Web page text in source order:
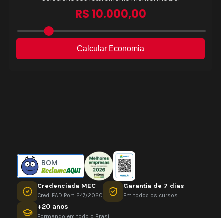
BOM
Credenciada MEC
Cred. EAD Port. 247/2020
Garantia de 7 dias
Em todos os cursos
+20 anos
Formando em todo o Brasil